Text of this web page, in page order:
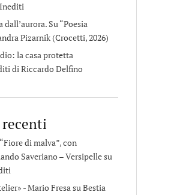
Su “Poesia
Pizarnik (Crocetti, 2026)
la casa protetta
di Riccardo Delfino
di malva”, con
Saveriano – Versipellesu
- Mario FresasuBestia